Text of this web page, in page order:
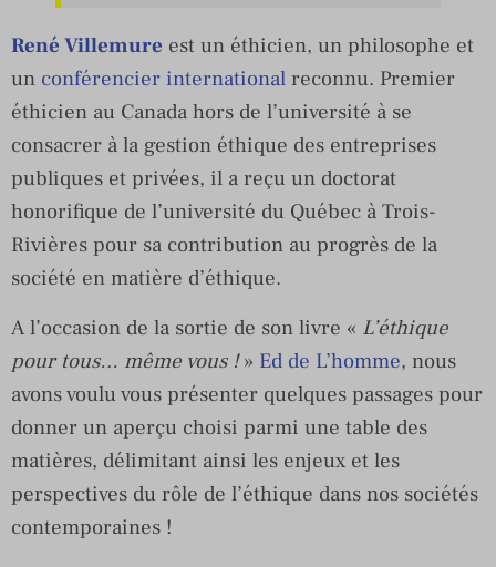
René Villemure est un éthicien, un philosophe et
un conférencier international reconnu. Premier
éthicien au Canada hors de l’université à se
consacrer à la gestion éthique des entreprises
publiques et privées, il a reçu un doctorat
honorifique de l’université du Québec à Trois-
Rivières pour sa contribution au progrès de la
société en matière d’éthique.
A l’occasion de la sortie de son livre « L’éthique
pour tous… même vous !» Ed de L’homme, nous
avons voulu vous présenter quelques passages pour
donner un aperçu choisi parmi une table des
matières, délimitant ainsi les enjeux et les
perspectives du rôle de l’éthique dans nos sociétés
contemporaines !